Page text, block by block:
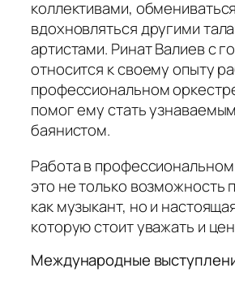
коллективами,
вдохновляться другими
артистами. Ринат Валиев с
относится к своему опыту
профессиональном
помог ему стать
баянистом.
Работа в
это не только возможность
как музыкант, но и
которую стоит уважать и
Международные